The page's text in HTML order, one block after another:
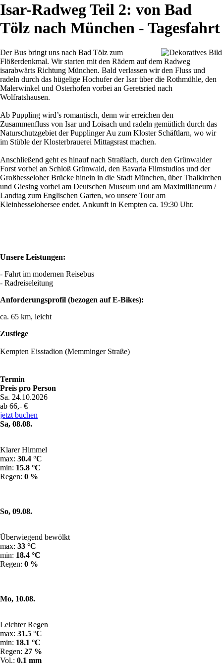
Isar-Radweg Teil 2: von Bad
Tölz nach München - Tagesfahrt
Der Bus bringt uns nach Bad Tölz zum
Flößerdenkmal. Wir starten mit den Rädern auf dem Radweg
isarabwärts Richtung München. Bald verlassen wir den Fluss und
radeln durch das hügelige Hochufer der Isar über die Rothmühle, den
Malerwinkel und Osterhofen vorbei an Geretsried nach
Wolfratshausen.
Ab Puppling wird’s romantisch, denn wir erreichen den
Zusammenfluss von Isar und Loisach und radeln gemütlich durch das
Naturschutzgebiet der Pupplinger Au zum Kloster Schäftlarn, wo wir
im Stüble der Klosterbrauerei Mittagsrast machen.
Anschließend geht es hinauf nach Straßlach, durch den Grünwalder
Forst vorbei an Schloß Grünwald, den Bavaria Filmstudios und der
Großhesseloher Brücke hinein in die Stadt München, über Thalkirchen
und Giesing vorbei am Deutschen Museum und am Maximilianeum /
Landtag zum Englischen Garten, wo unsere Tour am
Kleinhesselohersee endet. Ankunft in Kempten ca. 19:30 Uhr.
Unsere Leistungen:
- Fahrt im modernen Reisebus
- Radreiseleitung
Anforderungsprofil (bezogen auf E-Bikes):
ca. 65 km, leicht
Zustiege
Kempten Eisstadion (Memminger Straße)
Termin
Preis pro Person
Sa. 24.10.2026
ab 66,- €
jetzt buchen
Sa, 08.08.
Klarer Himmel
max: 30.4 °C
min: 15.8 °C
Regen: 0 %
So, 09.08.
Überwiegend bewölkt
max: 33 °C
min: 18.4 °C
Regen: 0 %
Mo, 10.08.
Leichter Regen
max: 31.5 °C
min: 18.1 °C
Regen: 27 %
Vol.: 0.1 mm